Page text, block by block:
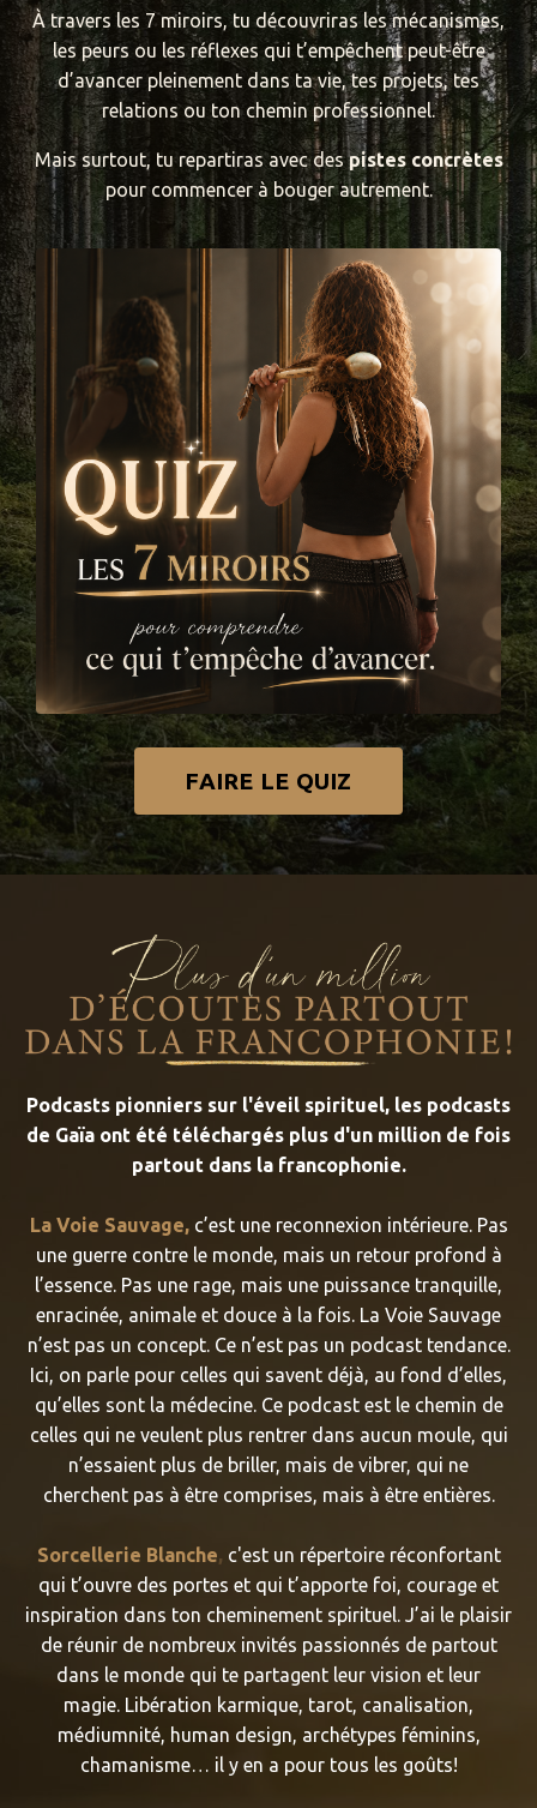
À travers les 7 miroirs, tu découvriras les mécanismes,
les peurs ou les réflexes qui t’empêchent peut-être
d’avancer pleinement dans ta vie, tes projets, tes
relations ou ton chemin professionnel.
Mais surtout, tu repartiras avec despistes concrètes
pour commencer à bouger autrement.
FAIRE LE QUIZ
Podcasts pionniers sur l'éveil spirituel, les podcasts
de Gaïa ont été téléchargés plus d'un million de fois
partout dans la francophonie.
La Voie Sauvage, c’est une reconnexion intérieure. Pas
une guerre contre le monde, mais un retour profond à
l’essence. Pas une rage, mais une puissance tranquille,
enracinée, animale et douce à la fois. La Voie Sauvage
n’est pas un concept. Ce n’est pas un podcast tendance.
Ici, on parle pour celles qui savent déjà, au fond d’elles,
qu’elles sont la médecine. Ce podcast est le chemin de
celles qui ne veulent plus rentrer dans aucun moule, qui
n’essaient plus de briller, mais de vibrer, qui ne
cherchent pas à être comprises, mais à être entières.
Sorcellerie Blanche, c'est un répertoire réconfortant
qui t’ouvre des portes et qui t’apporte foi, courage et
inspiration dans ton cheminement spirituel. J’ai le plaisir
de réunir de nombreux invités passionnés de partout
dans le monde qui te partagent leur vision et leur
magie. Libération karmique, tarot, canalisation,
médiumnité, human design, archétypes féminins,
chamanisme… il y en a pour tous les goûts!